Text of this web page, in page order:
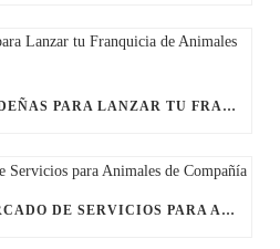
ÚLTIMAS BECAS NAVIDEÑAS PARA LANZAR TU FRANQUICIA DE ANIMALES DE COMPAÑÍA
TENDENCIAS DEL MERCADO DE SERVICIOS PARA ANIMALES DE COMPAÑÍA